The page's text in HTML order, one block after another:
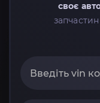
своє
запчастин